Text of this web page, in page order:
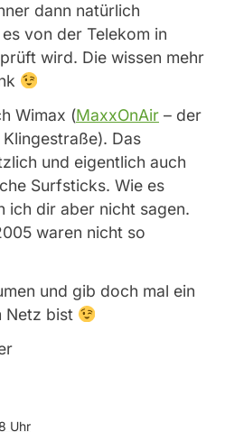
dann natürlich
von der Telekom in
wird. Die wissen mehr
Wimax (MaxxOnAir – der
Das
und eigentlich auch
Surfsticks. Wie es
ich dir aber nicht sagen.
waren nicht so
und gib doch mal ein
Netz bist
Uhr